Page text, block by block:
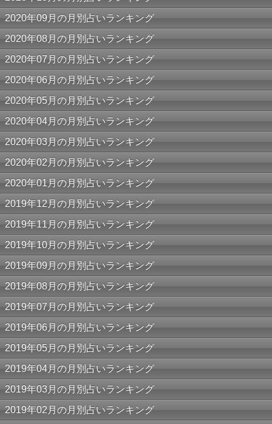
2020年09月の月別占いランキング
2020年08月の月別占いランキング
2020年07月の月別占いランキング
2020年06月の月別占いランキング
2020年05月の月別占いランキング
2020年04月の月別占いランキング
2020年03月の月別占いランキング
2020年02月の月別占いランキング
2020年01月の月別占いランキング
2019年12月の月別占いランキング
2019年11月の月別占いランキング
2019年10月の月別占いランキング
2019年09月の月別占いランキング
2019年08月の月別占いランキング
2019年07月の月別占いランキング
2019年06月の月別占いランキング
2019年05月の月別占いランキング
2019年04月の月別占いランキング
2019年03月の月別占いランキング
2019年02月の月別占いランキング